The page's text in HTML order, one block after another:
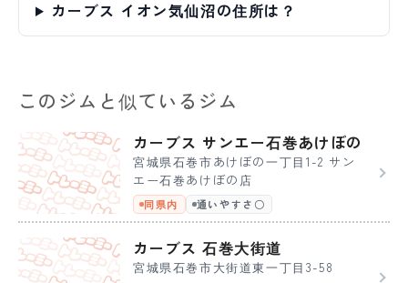
カーブス イオン気仙沼の住所は？
このジムと似ているジム
カーブス サンエー石巻あけぼの
宮城県石巻市あけぼの一丁目1-2 サン
エー石巻あけぼの店
同県内 通いやすさ〇
カーブス 石巻大街道
宮城県石巻市大街道東一丁目3-58